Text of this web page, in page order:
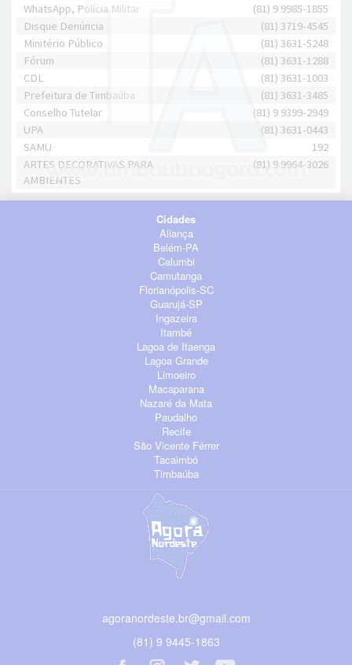
WhatsApp, Polícia Militar
(81) 9 9985-1855
Disque Denúncia
(81) 3719-4545
Minitério Público
(81) 3631-5248
Fórum
(81) 3631-1288
CDL
(81) 3631-1003
Prefeitura de Timbaúba
(81) 3631-3485
Conselho Tutelar
(81) 9 9399-2949
UPA
(81) 3631-0443
SAMU
192
ARTES DECORATIVAS PARA
AMBIENTES
(81) 9 9964-3026
Cidades
Aliança
Belém-PA
Calumbi
Camutanga
Florianópolis-SC
Guarujá-SP
Ingazeira
Itambé
Lagoa de Itaenga
Lagoa Grande
Limoeiro
Macaparana
Nazaré da Mata
Paudalho
Recife
São Vicente Férrer
Tacaimbó
Timbaúba
agoranordeste.br@gmail.com
(81) 9 9445-1863